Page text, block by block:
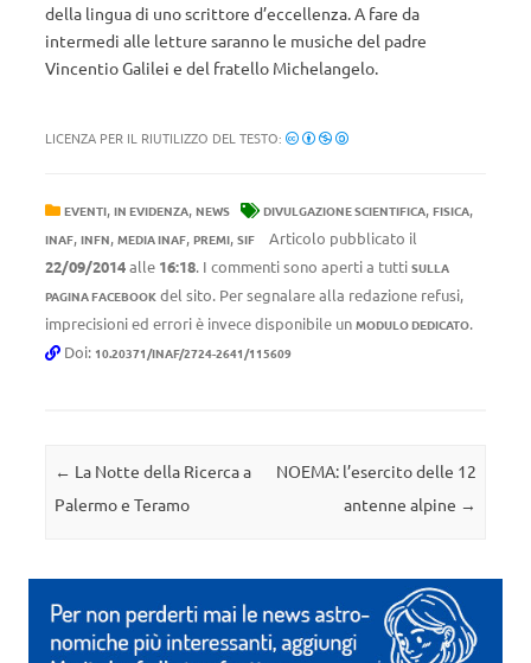
della lingua di uno scrittore d’eccellenza. A fare da
intermedi alle letture saranno le musiche del padre
Vincentio Galilei e del fratello Michelangelo.
LICENZA PER IL RIUTILIZZO DEL TESTO:
EVENTI, IN EVIDENZA, NEWS DIVULGAZIONE SCIENTIFICA, FISICA,
INAF, INFN, MEDIA INAF, PREMI, SIF
Articolo pubblicato il
22/09/2014alle 16:18. I commenti sono aperti a tutti SULLA
PAGINA FACEBOOK del sito. Per segnalare alla redazione refusi,
imprecisioni ed errori è invece disponibile un MODULO DEDICATO.
Doi: 10.20371/INAF/2724-2641/115609
Navigazione articolo
← La Notte della Ricerca a
Palermo e Teramo
NOEMA: l’esercito delle 12
antenne alpine →